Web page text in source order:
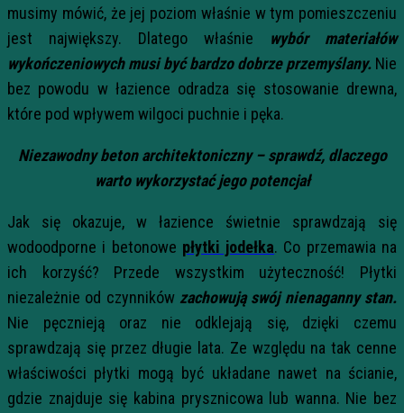
musimy mówić, że jej poziom właśnie w tym pomieszczeniu
jest największy. Dlatego właśnie wybór materiałów
wykończeniowych musi być bardzo dobrze przemyślany. Nie
bez powodu w łazience odradza się stosowanie drewna,
które pod wpływem wilgoci puchnie i pęka.
Niezawodny beton architektoniczny – sprawdź, dlaczego
warto wykorzystać jego potencjał
Jak się okazuje, w łazience świetnie sprawdzają się
wodoodporne i betonowe płytki jodełka. Co przemawia na
ich korzyść? Przede wszystkim użyteczność! Płytki
niezależnie od czynników zachowują swój nienaganny stan.
Nie pęcznieją oraz nie odklejają się, dzięki czemu
sprawdzają się przez długie lata. Ze względu na tak cenne
właściwości płytki mogą być układane nawet na ścianie,
gdzie znajduje się kabina prysznicowa lub wanna. Nie bez